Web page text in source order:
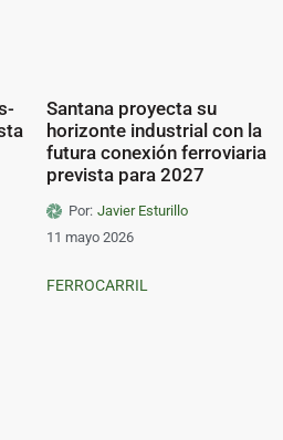
Santana proyecta su
horizonte industrial con la
futura conexión ferroviaria
prevista para 2027
Por: Javier Esturillo
11 mayo 2026
FERROCARRIL